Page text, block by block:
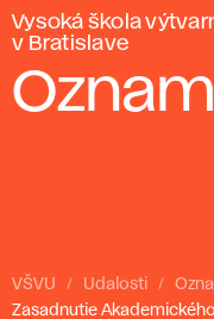
Vysoká škola
v Bratislave
VŠVU Udalosti
Zasadnutie